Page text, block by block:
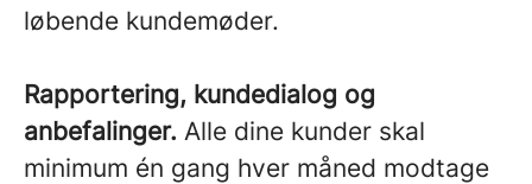
løbende kundemøder.
Rapportering, kundedialog og
anbefalinger. Alle dine kunder skal
minimum én gang hver måned modtage